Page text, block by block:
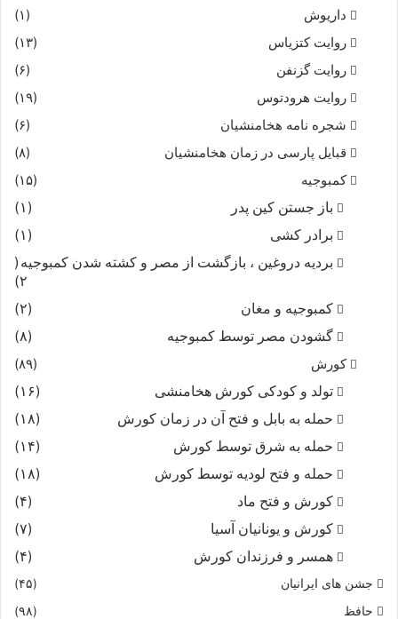
داریوش
(۱)
روایت کتزیاس
(۱۳)
روایت گزنفن
(۶)
روایت هرودتوس
(۱۹)
شجره نامه هخامنشیان
(۶)
قبایل پارسی در زمان هخامنشیان
(۸)
کمبوجیه
(۱۵)
باز جستن کین پدر
(۱)
برادر کشی
(۱)
بردیه دروغین ، بازگشت از مصر و کشته شدن کمبوجیه (
۲)
کمبوجیه و مغان
(۲)
گشودن مصر توسط کمبوجیه
(۸)
کورش
(۸۹)
تولد و کودکی کورش هخامنشی
(۱۶)
حمله به بابل و فتح آن در زمان کورش
(۱۸)
حمله به شرق توسط کورش
(۱۴)
حمله و فتح لودیه توسط کورش
(۱۸)
کورش و فتح ماد
(۴)
کورش و یونانیان آسیا
(۷)
همسر و فرزندان کورش
(۴)
جشن های ایرانیان
(۴۵)
حافظ
(۹۸)